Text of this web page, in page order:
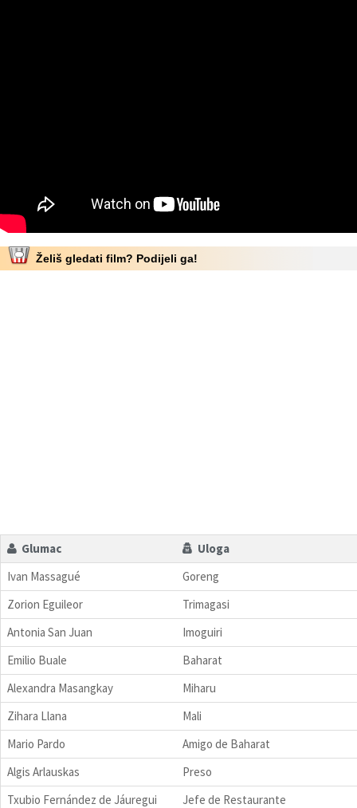
Želiš gledati film? Podijeli ga!
Glumac
Uloga
Ivan Massagué
Goreng
Zorion Eguileor
Trimagasi
Antonia San Juan
Imoguiri
Emilio Buale
Baharat
Alexandra Masangkay
Miharu
Zihara Llana
Mali
Mario Pardo
Amigo de Baharat
Algis Arlauskas
Preso
Txubio Fernández de Jáuregui
Jefe de Restaurante